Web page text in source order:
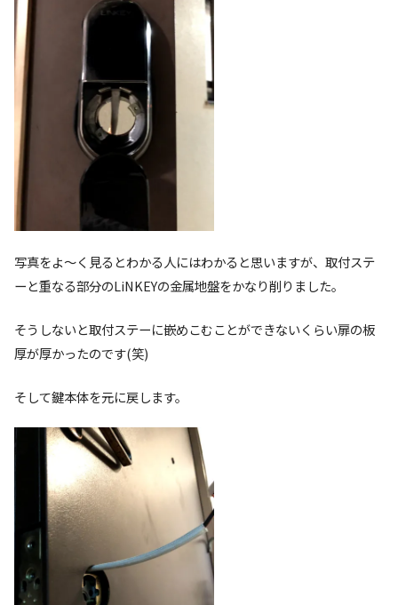
写真をよ～く見るとわかる人にはわかると思いますが、取付ステ
ーと重なる部分のLiNKEYの金属地盤をかなり削りました。
そうしないと取付ステーに嵌めこむことができないくらい扉の板
厚が厚かったのです(笑)
そして鍵本体を元に戻します。